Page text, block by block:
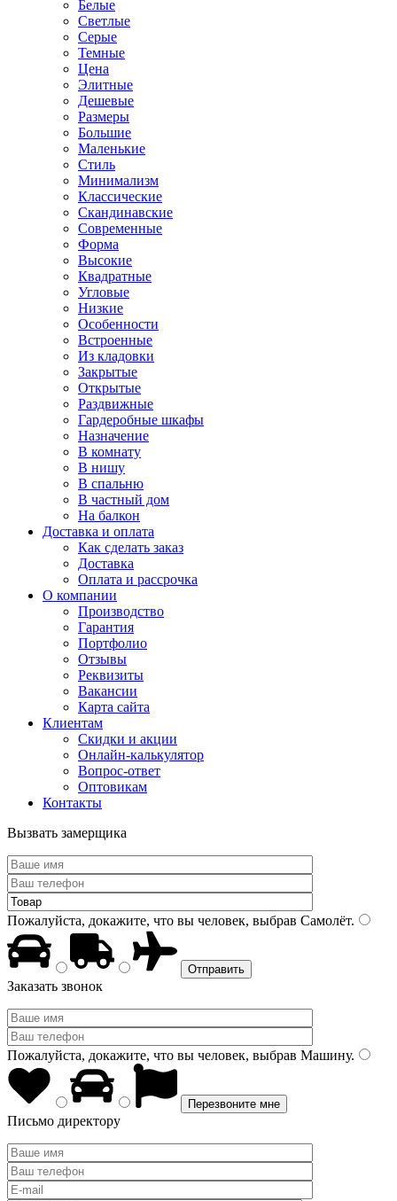
Белые
Светлые
Серые
Темные
Цена
Элитные
Дешевые
Размеры
Большие
Маленькие
Стиль
Минимализм
Классические
Скандинавские
Современные
Форма
Высокие
Квадратные
Угловые
Низкие
Особенности
Встроенные
Из кладовки
Закрытые
Открытые
Раздвижные
Гардеробные шкафы
Назначение
В комнату
В нишу
В спальню
В частный дом
На балкон
Доставка и оплата
Как сделать заказ
Доставка
Оплата и рассрочка
О компании
Производство
Гарантия
Портфолио
Отзывы
Реквизиты
Вакансии
Карта сайта
Клиентам
Скидки и акции
Онлайн-калькулятор
Вопрос-ответ
Оптовикам
Контакты
Вызвать замерщика
Пожалуйста, докажите, что вы человек, выбрав Самолёт.
Заказать звонок
Пожалуйста, докажите, что вы человек, выбрав Машину.
Письмо директору